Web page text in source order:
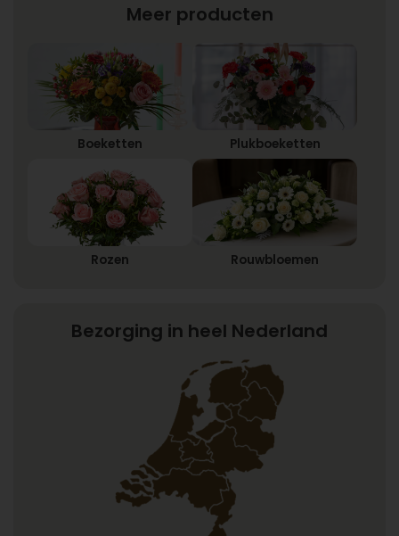
Meer producten
Boeketten Plukboeketten
Rozen Rouwbloemen
Bezorging in heel Nederland